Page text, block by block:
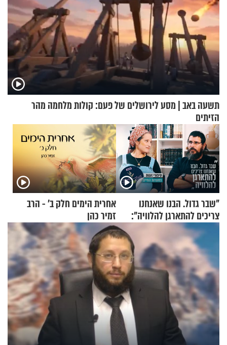
תשעה באב | מסע לירושלים של פעם: קולות מלחמה מהר
הזיתים
"שבר גדול. הבנו שאנחנו
צריכים להתארגן להלוויה":
זוגיות במבחן, הפעם עם מרים
וגד דנינו
אחרית הימים חלק ב’ - הרב
זמיר כהן